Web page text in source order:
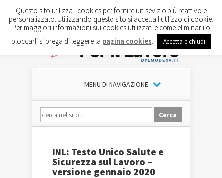
MENU DI NAVIGAZIONE
INL: Testo Unico Salute e
Sicurezza sul Lavoro –
versione gennaio 2020
Questo sito utilizza i cookies per fornire un sevizio più reattivo e
personalizzato. Utilizzando questo sito si accetta l'utilizzo di cookie.
Per maggiori informazioni sui cookies utilizzati e come eliminarli o
bloccarli si prega di leggere la pagina cookies Accetta e chiudi